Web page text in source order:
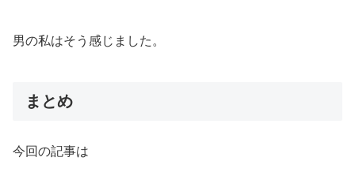
男の私はそう感じました。
まとめ
今回の記事は